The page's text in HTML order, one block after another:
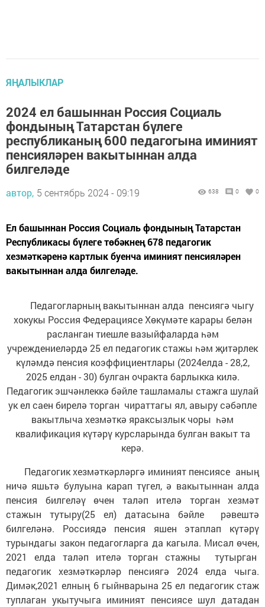
ЯҢАЛЫКЛАР
2024 ел башыннан Россия Социаль
фондының Татарстан бүлеге
республиканың 600 педагогына иминият
пенсияләрен вакытыннан алда
билгеләде
автор, 5 сентябрь 2024 - 09:19 638 0 0
Ел башыннан Россия Социаль фондының Татарстан
Республикасы бүлеге төбәкнең 678 педагогик
хезмәткәренә картлык буенча иминият пенсияләрен
вакытыннан алда билгеләде.
Педагогларның вакытыннан алда пенсиягә чыгу
хокукы Россия Федерациясе Хөкүмәте карары белән
расланган тиешле вазыйфаларда һәм
учреждениеләрдә 25 ел педагогик стажы һәм җитәрлек
күләмдә пенсия коэффициентлары (2024елда - 28,2,
2025 елдан - 30) булган очракта барлыкка килә.
Педагогик эшчәнлеккә бәйле ташламалы стажга шулай
ук ел саен бирелә торган чираттагы ял, авыру сәбәпле
вакытлыча хезмәткә яраксызлык чоры һәм
квалификация күтәрү курсларында булган вакыт та
керә.
Педагогик хезмәткәрләргә иминият пенсиясе аның
ничә яшьтә булуына карап түгел, ә вакытыннан алда
пенсия билгеләү өчен таләп ителә торган хезмәт
стажын тутыру(25 ел) датасына бәйле рәвештә
билгеләнә. Россиядә пенсия яшен этаплап күтәрү
турындагы закон педагогларга да кагыла. Мисал өчен,
2021 елда таләп ителә торган стажны тутырган
педагогик хезмәткәрләр пенсиягә 2024 елда чыга.
Димәк,2021 елның 6 гыйнварына 25 ел педагогик стаж
туплаган укытучыга иминият пенсиясе шул датадан